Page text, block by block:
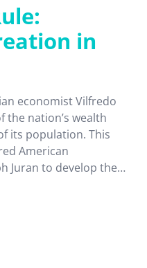
in
economist Vilfredo
the nation’s wealth
its population. This
American
Juran to develop the
20% of contributing